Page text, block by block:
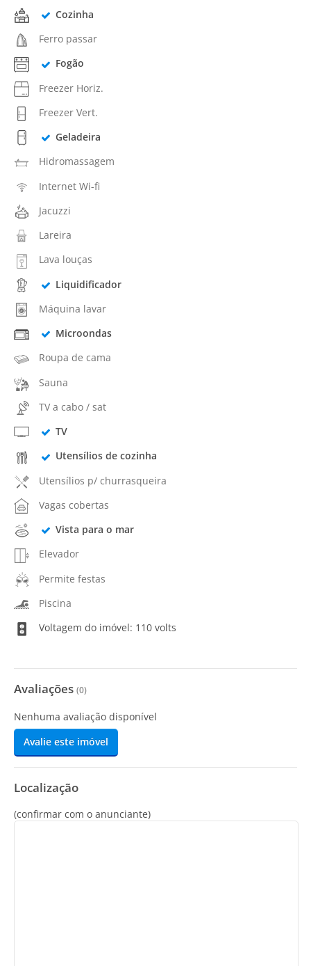
Cozinha
Ferro passar
Fogão
Freezer Horiz.
Freezer Vert.
Geladeira
Hidromassagem
Internet Wi-fi
Jacuzzi
Lareira
Lava louças
Liquidificador
Máquina lavar
Microondas
Roupa de cama
Sauna
TV a cabo / sat
TV
Utensílios de cozinha
Utensílios p/ churrasqueira
Vagas cobertas
Vista para o mar
Elevador
Permite festas
Piscina
Voltagem do imóvel: 110 volts
Avaliações (0)
Nenhuma avaliação disponível
Avalie este imóvel
Localização
(confirmar com o anunciante)